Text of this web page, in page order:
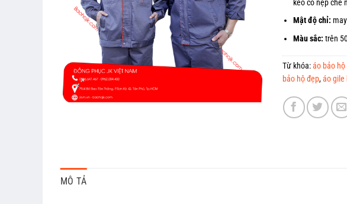
kéo có nẹp che
Mật độ chỉ:
Màu sắc: trên
Từ khóa:áo bảo
bảo hộ đẹp,áo gile
MÔ TẢ